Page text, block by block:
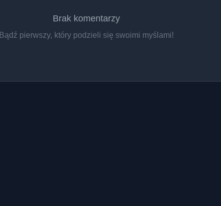
Brak komentarzy
Bądź pierwszy, który podzieli się swoimi myślami!